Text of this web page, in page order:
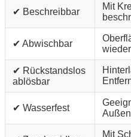
✔ Beschreibbar
Mit
✔ Abwischbar
✔ Rückstandslos
ablösbar
✔ Wasserfest
Mit